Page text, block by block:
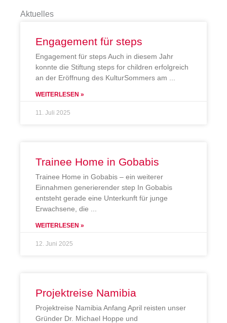
Aktuelles
Engagement für steps
Engagement für steps Auch in diesem Jahr
konnte die Stiftung steps for children erfolgreich
an der Eröffnung des KulturSommers am
WEITERLESEN »
11. Juli 2025
Trainee Home in Gobabis
Trainee Home in Gobabis – ein weiterer
Einnahmen generierender step In Gobabis
entsteht gerade eine Unterkunft für junge
Erwachsene, die
WEITERLESEN »
12. Juni 2025
Projektreise Namibia
Projektreise Namibia Anfang April reisten unser
Gründer Dr. Michael Hoppe und